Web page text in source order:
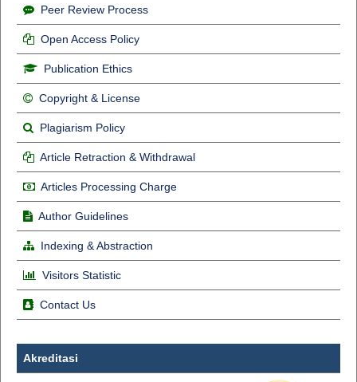
Peer Review Process
Open Access Policy
Publication Ethics
Copyright & License
Plagiarism Policy
Article Retraction & Withdrawal
Articles Processing Charge
Author Guidelines
Indexing & Abstraction
Visitors Statistic
Contact Us
Akreditasi